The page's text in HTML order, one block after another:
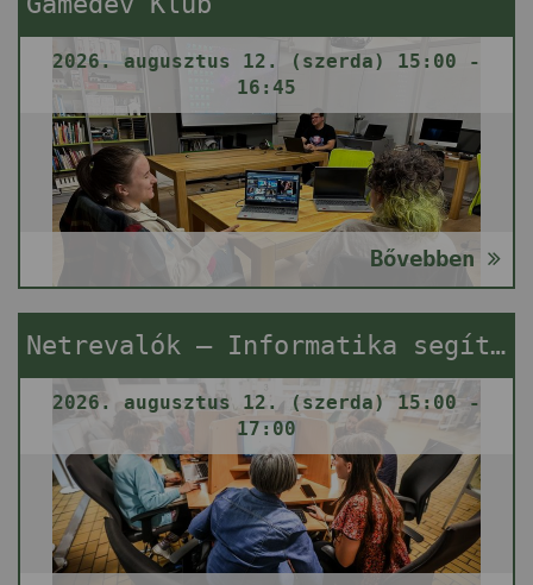
2026. augusztus 12. (szerda) 15:00 -
16:45
Bővebben
Netrevalók – Informatika segítségnyújtás
2026. augusztus 12. (szerda) 15:00 -
17:00